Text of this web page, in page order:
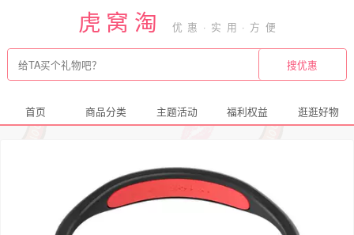
虎窝淘
首页 商品分类 主题活动 福利权益 逛逛好物